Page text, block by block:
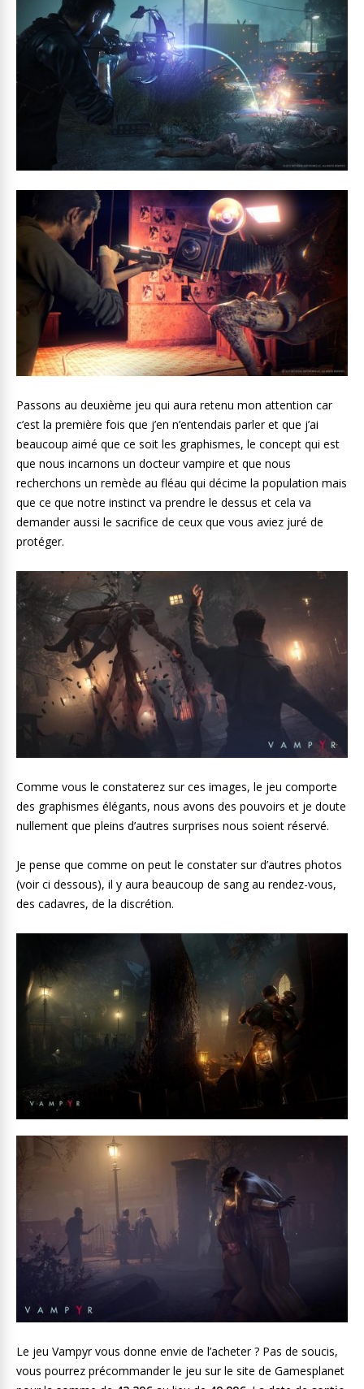
Passons au deuxième jeu qui aura retenu mon attention car
c’est la première fois que j’en n’entendais parler et que j’ai
beaucoup aimé que ce soit les graphismes, le concept qui est
que nous incarnons un docteur vampire et que nous
recherchons un remède au fléau qui décime la population mais
que ce que notre instinct va prendre le dessus et cela va
demander aussi le sacrifice de ceux que vous aviez juré de
protéger.
Comme vous le constaterez sur ces images, le jeu comporte
des graphismes élégants, nous avons des pouvoirs et je doute
nullement que pleins d’autres surprises nous soient réservé.
Je pense que comme on peut le constater sur d’autres photos
(voir ci dessous), il y aura beaucoup de sang au rendez-vous,
des cadavres, de la discrétion.
Le jeu Vampyr vous donne envie de l’acheter ? Pas de soucis,
vous pourrez précommander le jeu sur le site de Gamesplanet